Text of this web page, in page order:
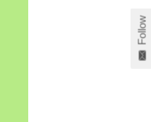
Follow